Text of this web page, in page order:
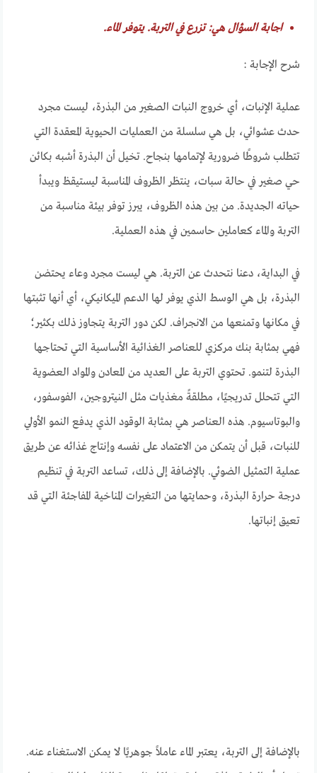
اجابة السؤال هي: تزرع في التربة. يتوفر الماء.
شرح الإجابة :
عملية الإنبات، أي خروج النبات الصغير من البذرة، ليست مجرد
حدث عشوائي، بل هي سلسلة من العمليات الحيوية المعقدة التي
تتطلب شروطًا ضرورية لإتمامها بنجاح. تخيل أن البذرة أشبه بكائن
حي صغير في حالة سبات، ينتظر الظروف المناسبة ليستيقظ ويبدأ
حياته الجديدة. من بين هذه الظروف، يبرز توفر بيئة مناسبة من
التربة والماء كعاملين حاسمين في هذه العملية.
في البداية، دعنا نتحدث عن التربة. هي ليست مجرد وعاء يحتضن
البذرة، بل هي الوسط الذي يوفر لها الدعم الميكانيكي، أي أنها تثبتها
في مكانها وتمنعها من الانجراف. لكن دور التربة يتجاوز ذلك بكثير؛
فهي بمثابة بنك مركزي للعناصر الغذائية الأساسية التي تحتاجها
البذرة لتنمو. تحتوي التربة على العديد من المعادن والمواد العضوية
التي تتحلل تدريجيًا، مطلقةً مغذيات مثل النيتروجين، الفوسفور،
والبوتاسيوم. هذه العناصر هي بمثابة الوقود الذي يدفع النمو الأولي
للنبات، قبل أن يتمكن من الاعتماد على نفسه وإنتاج غذائه عن طريق
عملية التمثيل الضوئي. بالإضافة إلى ذلك، تساعد التربة في تنظيم
درجة حرارة البذرة، وحمايتها من التغيرات المناخية المفاجئة التي قد
تعيق إنباتها.
بالإضافة إلى التربة، يعتبر الماء عاملاً جوهريًا لا يمكن الاستغناء عنه.